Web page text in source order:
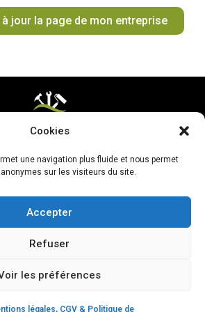
Cookies
une navigation plus fluide et nous permet
sur les visiteurs du site.
Accepter
Refuser
les préférences
légales, CGV & Politique de
r
a
e
t
e
e
s
jour la page de mon entreprise
Mettre ma page à jour